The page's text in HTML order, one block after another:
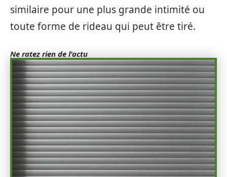
similaire pour une plus grande intimité ou
toute forme de rideau qui peut être tiré.
Ne ratez rien de l'actu